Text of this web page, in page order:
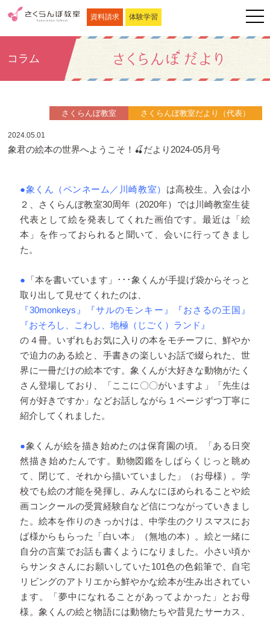
資料請求 体験学習
コラム
さくらんぼ教室だより（代表）
さくらんぼ教室
2024.05.01
象君の絵本の世界へようこそ！🍒だより2024-05月号
●象くん（ペンネーム／川崎教室） は高校生。入会は小
２、さくらんぼ教室30周年（2020年）では川崎教室生徒
代表として絵を発表してくれた画伯です。最近は「絵
本」を作っておられると聞いて、会いに行ってきまし
た。
● 「本を書いています」･･･象くんが手提げ袋からそっと
取り出して見せてくれたのは、
『30monkeys』『サルのモンキー』『おさるの王国』
『おそろし、こわし、地極（じごく）ランド』
の４冊。いずれもお気に入りの本をモチーフに、鮮やか
で迫力のある絵と、手書きの楽しいお話で綴られた、世
界に一冊だけの絵本です。象くんが大好きな動物がたく
さん登場しており、「ここに〇〇がいますよ」「先生は
何が好きですか」などお話しながら１ページずつ丁寧に
紹介してくれました。
●象くんが絵を描き始めたのは保育園の頃。「ある日突
然描き始めたんです。動物図鑑をしばらくじっと眺め
て、閉じて、それから描いていました」（お母様）。学
校でも絵の才能を発揮し、みんなにほめられることや絵
画コンクールの受賞経験自など信につながっていきまし
た。絵本を作りのきっかけは、中学生のクリスマスにお
ば様からもらった「白い本」（無地の本）。絵と一緒に
自分の言葉でお話も書くようになりました。小さい頃か
らサンタさんにお願いしていた101色の色鉛筆で、自宅
リビングのアトリエから鮮やかな絵本が生み出されてい
ます。「夢中になれることがあってよかった」とお母
様。象くんの絵と物語には動物たちや昔見たサーカス、